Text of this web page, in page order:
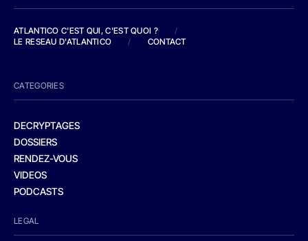
ATLANTICO C'EST QUI, C'EST QUOI ?
/
LE RESEAU D'ATLANTICO
/ CONTACT
CATEGORIES
DECRYPTAGES
DOSSIERS
RENDEZ-VOUS
VIDEOS
PODCASTS
LEGAL